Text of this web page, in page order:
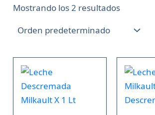
Mostrando los 2 resultados